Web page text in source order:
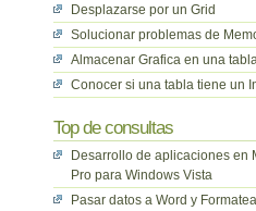
Desplazarse por un Grid
Solucionar problemas de
Almacenar Grafica en una
Conocer si una tabla tiene un
Top de consultas
Desarrollo de aplicaciones en
Pro para Windows Vista
Pasar datos a Word y